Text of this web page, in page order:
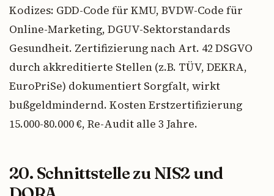
Kodizes: GDD-Code für KMU, BVDW-Code für
Online-Marketing, DGUV-Sektorstandards
Gesundheit. Zertifizierung nach Art. 42 DSGVO
durch akkreditierte Stellen (z.B. TÜV, DEKRA,
EuroPriSe) dokumentiert Sorgfalt, wirkt
bußgeldmindernd. Kosten Erstzertifizierung
15.000-80.000 €, Re-Audit alle 3 Jahre.
20. Schnittstelle zu NIS2 und